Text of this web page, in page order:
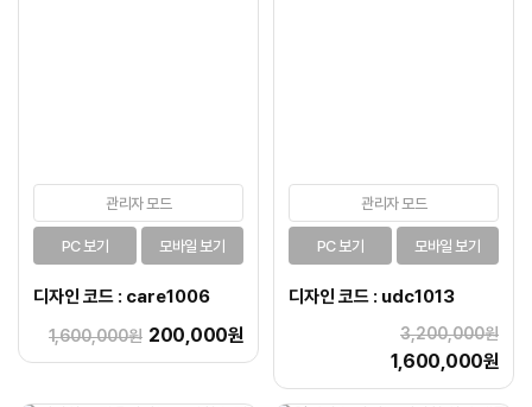
관리자 모드
PC 보기 모바일 보기
디자인 코드 : care1006
1,600,000원 200,000원
관리자 모드
PC 보기 모바일 보기
디자인 코드 : udc1013
3,200,000원
1,600,000원